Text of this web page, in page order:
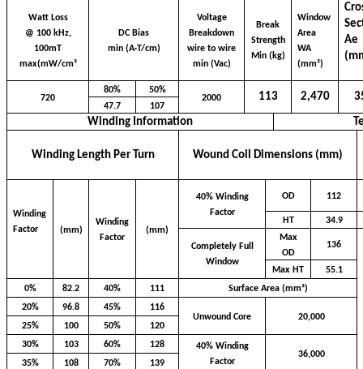
Watt Loss
@ 100 kHz,
100mT
max(mW/cm³
DC Bias
min (A·T/cm)
Voltage
Breakdown
wire to wire
min (Vac)
Break
Strength
Min (kg)
Window
Area
WA
(mm²)
Ae
720
80%
50%
2000
113 2,470
47.7 107
Winding Information
Winding Length Per Turn Wound Coil Dimensions (mm)
Winding
Factor
(mm)
Winding
Factor
(mm)
40% Winding
Factor
OD 112
HT 34.9
Completely Full
Window
Max
OD
136
Max HT
55.1
0%
82.2 40% 111
Surface Area (mm²)
20%
96.8 45%
116
Unwound Core
20,000
25%
100 50%
120
30%
103 60% 128
40% Winding
Factor
36,000
35%
108 70% 139